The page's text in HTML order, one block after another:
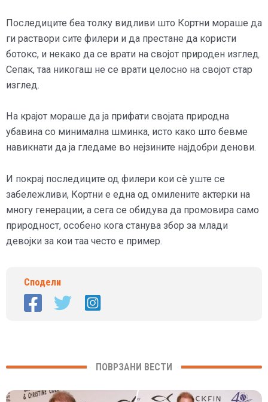
Последиците беа толку видливи што Кортни мораше да
ги раствори сите филери и да престане да користи
ботокс, и некако да се врати на својот природен изглед.
Сепак, таа никогаш не се врати целосно на својот стар
изглед.
На крајот мораше да ја прифати својата природна
убавина со минимална шминка, исто како што бевме
навикнати да ја гледаме во нејзините најдобри денови.
И покрај последиците од филери кои сè уште се
забележливи, Кортни е една од омилените актерки на
многу генерации, а сега се обидува да промовира само
природност, особено кога станува збор за млади
девојки за кои таа често е пример.
Сподели
ПОВРЗАНИ ВЕСТИ